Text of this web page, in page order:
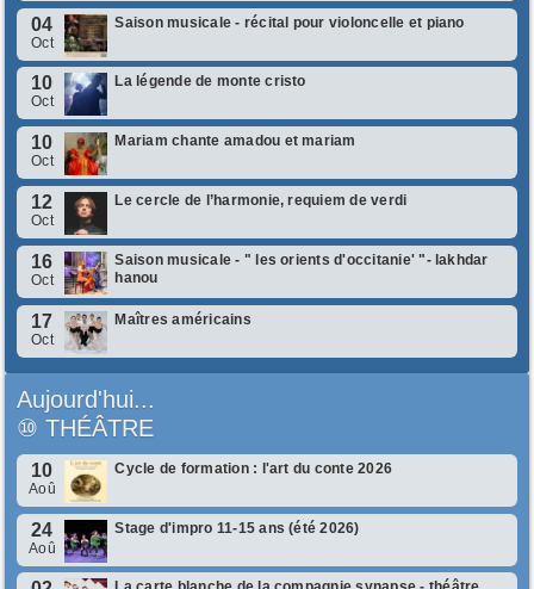
04
Oct
Saison musicale - récital pour violoncelle et piano
10
Oct
La légende de monte cristo
10
Oct
Mariam chante amadou et mariam
12
Oct
Le cercle de l’harmonie, requiem de verdi
16
Oct
Saison musicale - " les orients d'occitanie' "- lakhdar
hanou
17
Oct
Maîtres américains
Aujourd'hui...
⑩THÉÂTRE
10
Aoû
Cycle de formation : l'art du conte 2026
24
Aoû
Stage d'impro 11-15 ans (été 2026)